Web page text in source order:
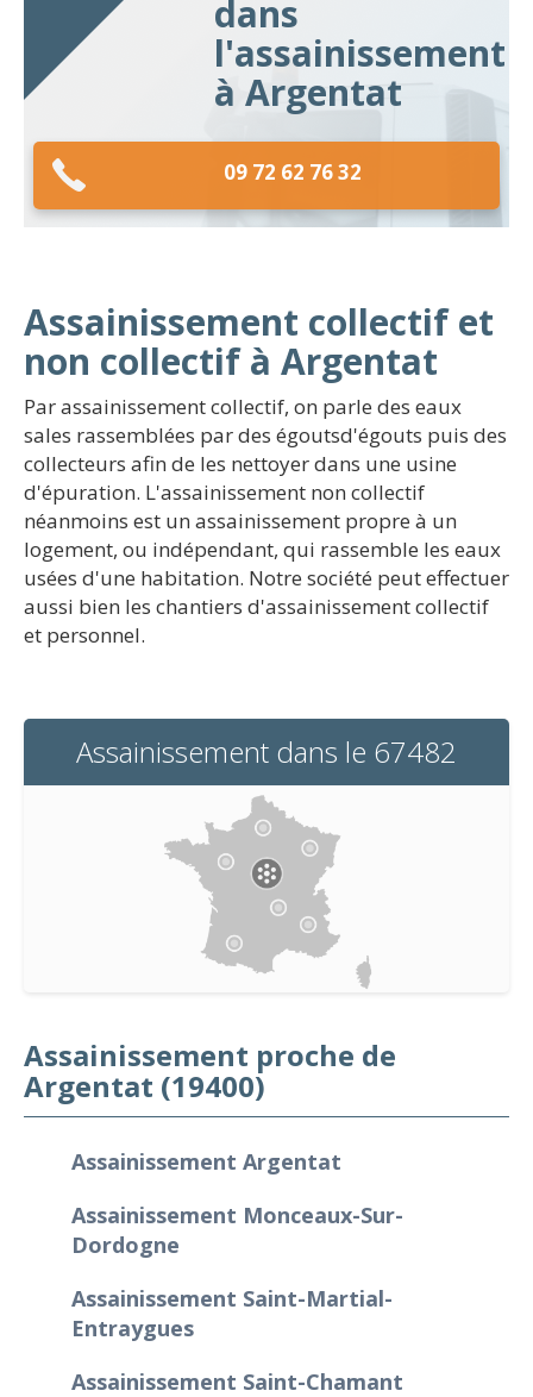
dans
l'assainissement
à Argentat
09 72 62 76 32
Assainissement collectif et
non collectif à Argentat
Par assainissement collectif, on parle des eaux
sales rassemblées par des égoutsd'égouts puis des
collecteurs afin de les nettoyer dans une usine
d'épuration. L'assainissement non collectif
néanmoins est un assainissement propre à un
logement, ou indépendant, qui rassemble les eaux
usées d'une habitation. Notre société peut effectuer
aussi bien les chantiers d'assainissement collectif
et personnel.
Assainissement dans le 67482
Assainissement proche de
Argentat (19400)
Assainissement Argentat
Assainissement Monceaux-Sur-
Dordogne
Assainissement Saint-Martial-
Entraygues
Assainissement Saint-Chamant